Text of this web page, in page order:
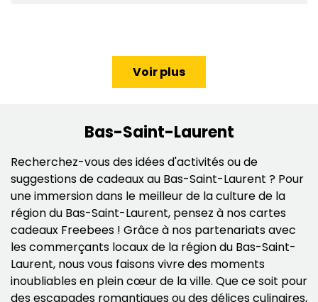
Voir plus
Bas-Saint-Laurent
Recherchez-vous des idées d'activités ou de
suggestions de cadeaux au Bas-Saint-Laurent ? Pour
une immersion dans le meilleur de la culture de la
région du Bas-Saint-Laurent, pensez à nos cartes
cadeaux Freebees ! Grâce à nos partenariats avec
les commerçants locaux de la région du Bas-Saint-
Laurent, nous vous faisons vivre des moments
inoubliables en plein cœur de la ville. Que ce soit pour
des escapades romantiques ou des délices culinaires,